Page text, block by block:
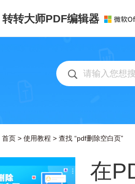
转转大师PDF编辑器
首页 > 使用教程 > 查找 “pdf删除空白页”
在